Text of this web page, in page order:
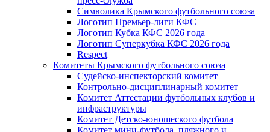
Символика Крымского футбольного союза
Логотип Премьер-лиги КФС
Логотип Кубка КФС 2026 года
Логотип Суперкубка КФС 2026 года
Respect
Комитеты Крымского футбольного союза
Судейско-инспекторский комитет
Контрольно-дисциплинарный комитет
Комитет Аттестации футбольных клубов и
инфраструктуры
Комитет Детско-юношеского футбола
Комитет мини-футбола, пляжного и